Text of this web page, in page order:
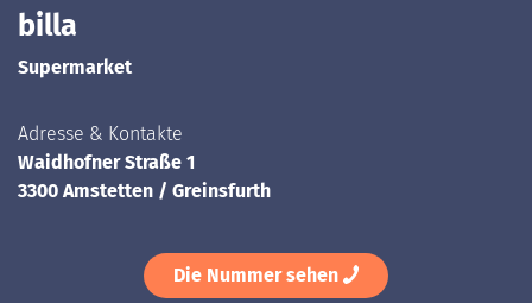
billa
Supermarket
Adresse & Kontakte
Waidhofner Straße 1
3300 Amstetten / Greinsfurth
Die Nummer sehen